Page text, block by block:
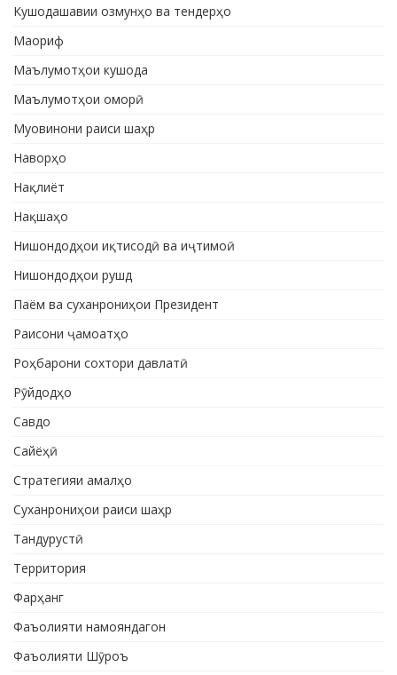
Кушодашавии озмунҳо ва тендерҳо
Маориф
Маълумотҳои кушода
Маълумотҳои оморӣ
Муовинони раиси шаҳр
Наворҳо
Нақлиёт
Нақшаҳо
Нишондодҳои иқтисодӣ ва иҷтимоӣ
Нишондодҳои рушд
Паём ва суханрониҳои Президент
Раисони ҷамоатҳо
Роҳбарони сохтори давлатӣ
Рӯйдодҳо
Савдо
Сайёҳӣ
Стратегияи амалҳо
Суханрониҳои раиси шаҳр
Тандурустӣ
Территория
Фарҳанг
Фаъолияти намояндагон
Фаъолияти Шӯроъ